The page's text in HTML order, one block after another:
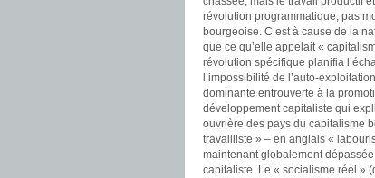
révolution programmatique, pas
bourgeoise. C’est à cause de la
que ce qu’elle appelait «
révolution spécifique planifia
l’impossibilité de l’auto-
dominante entrouverte à la
développement capitaliste qui
ouvrière des pays du capitalisme
travailliste » – en anglais «
maintenant globalement
capitaliste. Le « socialisme réel »